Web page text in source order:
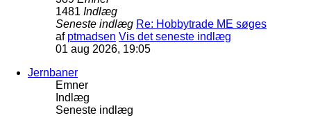
1481 Indlæg
Seneste indlæg Re: Hobbytrade ME søges
af ptmadsen Vis det seneste indlæg
01 aug 2026, 19:05
Jernbaner
Emner
Indlæg
Seneste indlæg